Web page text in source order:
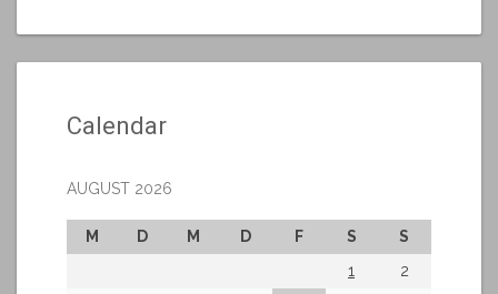
Calendar
AUGUST 2026
M D M D F S
S
1
2